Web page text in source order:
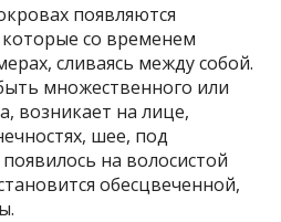
появляются
со временем
сливаясь между собой.
множественного или
возникает на лице,
шее, под
на волосистой
обесцвеченной,